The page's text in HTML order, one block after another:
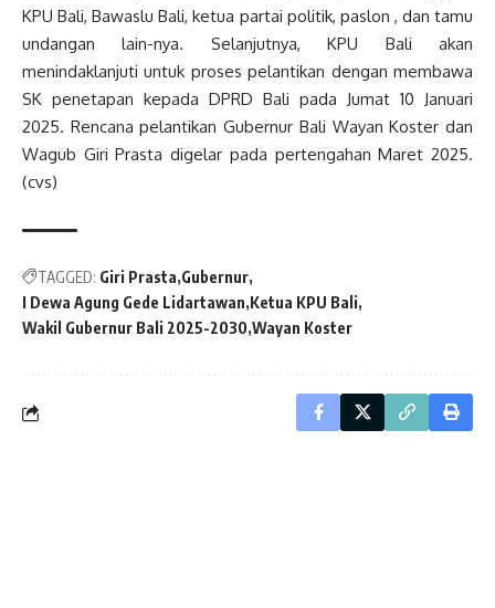
KPU Bali, Bawaslu Bali, ketua partai politik, paslon , dan tamu
undangan lain-nya. Selanjutnya, KPU Bali akan
menindaklanjuti untuk proses pelantikan dengan membawa
SK penetapan kepada DPRD Bali pada Jumat 10 Januari
2025. Rencana pelantikan Gubernur Bali Wayan Koster dan
Wagub Giri Prasta digelar pada pertengahan Maret 2025.
(cvs)
TAGGED: Giri Prasta Gubernur
I Dewa Agung Gede Lidartawan Ketua KPU Bali
Wakil Gubernur Bali 2025-2030 Wayan Koster